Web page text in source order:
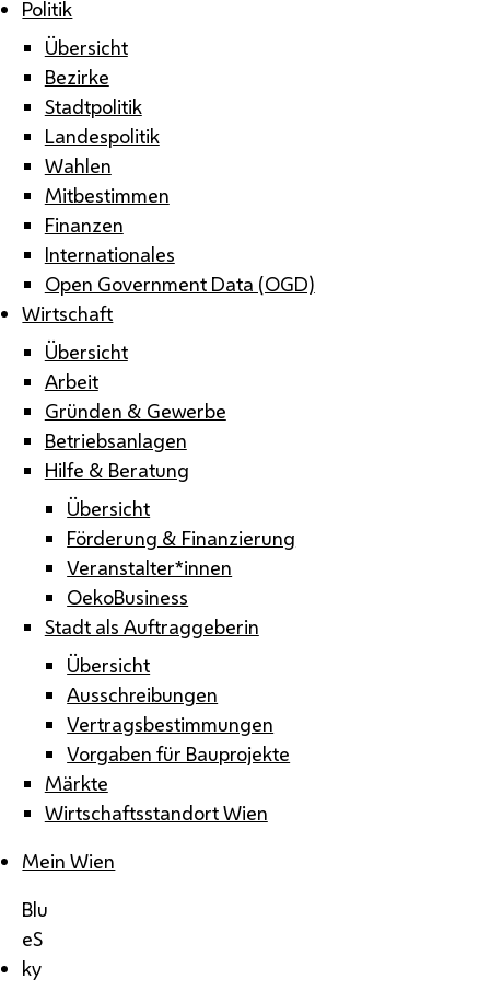
Politik
Übersicht
Bezirke
Stadtpolitik
Landespolitik
Wahlen
Mitbestimmen
Finanzen
Internationales
Open Government Data (OGD)
Wirtschaft
Übersicht
Arbeit
Gründen & Gewerbe
Betriebsanlagen
Hilfe & Beratung
Übersicht
Förderung & Finanzierung
Veranstalter*innen
OekoBusiness
Stadt als Auftraggeberin
Übersicht
Ausschreibungen
Vertragsbestimmungen
Vorgaben für Bauprojekte
Märkte
Wirtschaftsstandort Wien
Mein Wien
Blu
eS
ky